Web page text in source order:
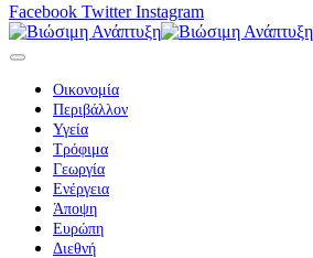
Facebook Twitter Instagram
Οικονομία
Περιβάλλον
Υγεία
Τρόφιμα
Γεωργία
Ενέργεια
Άποψη
Ευρώπη
Διεθνή